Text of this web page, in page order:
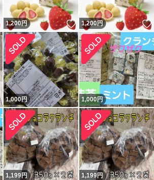
いいね！
1,200円 いいね！
1,200円
1,000円 1,000円
1,199円 1,199円